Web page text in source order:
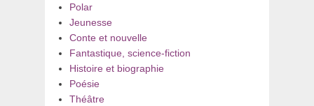
Polar
Jeunesse
Conte et nouvelle
Fantastique, science-fiction
Histoire et biographie
Poésie
Théâtre